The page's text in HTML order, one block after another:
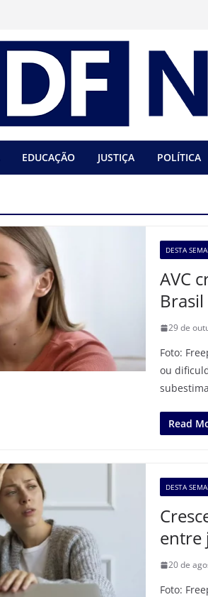
EDUCAÇÃO JUSTIÇA POLÍTICA
DESTA
AVC
Brasil
29 de
Foto:
ou
Read
DESTA
entre
20 de
Foto: